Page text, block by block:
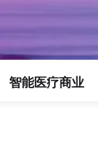
智能医疗商业